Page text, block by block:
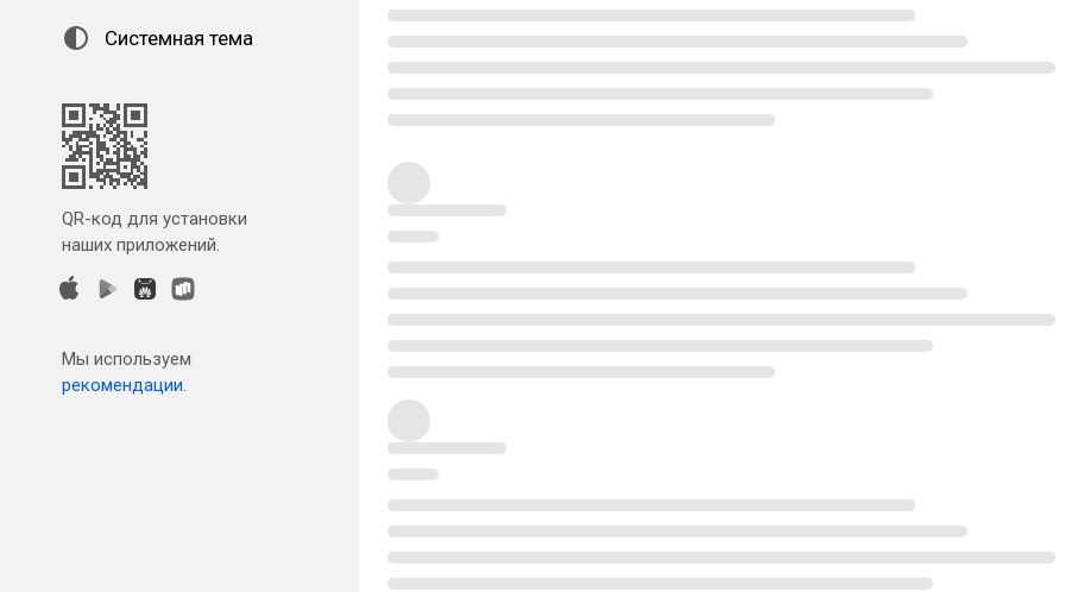
Системная тема
QR-код для установки
наших приложений.
Мы используем
рекомендации.